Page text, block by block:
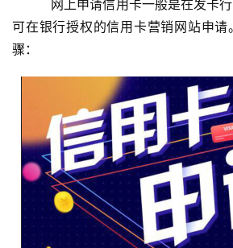
网上申请信用卡一般是在发卡
可在银行授权的信用卡营销网站申请
骤：